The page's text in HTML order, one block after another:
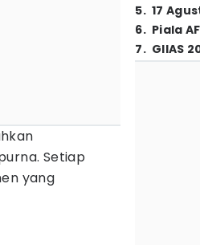
Setiap
yang
5. 17
6. Piala
7. GIIAS